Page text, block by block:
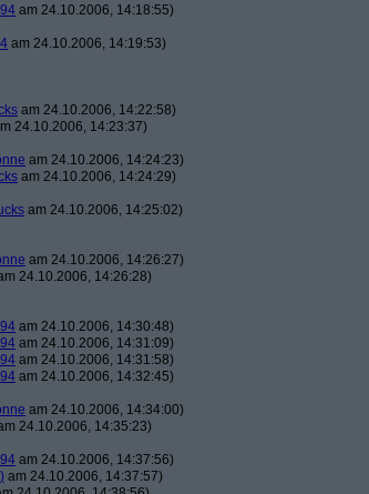
am 24.10.2006, 14:18:55)
am 24.10.2006, 14:19:53)
am 24.10.2006, 14:22:58)
24.10.2006, 14:23:37)
am 24.10.2006, 14:24:23)
am 24.10.2006, 14:24:29)
am 24.10.2006, 14:25:02)
am 24.10.2006, 14:26:27)
24.10.2006, 14:26:28)
am 24.10.2006, 14:30:48)
am 24.10.2006, 14:31:09)
am 24.10.2006, 14:31:58)
am 24.10.2006, 14:32:45)
am 24.10.2006, 14:34:00)
24.10.2006, 14:35:23)
am 24.10.2006, 14:37:56)
am 24.10.2006, 14:37:57)